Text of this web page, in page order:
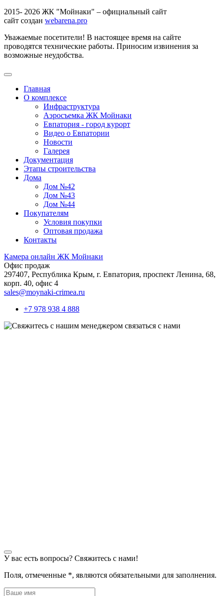
2015- 2026 ЖК "Мойнаки" – официальный сайт
сайт создан webarena.pro
Уважаемые посетители! В настоящее время на сайте
проводятся технические работы. Приносим извинения за
возможные неудобства.
Главная
О комплексе
Инфраструктура
Аэросъемка ЖК Мойнаки
Евпатория - город курорт
Видео о Евпатории
Новости
Галерея
Документация
Этапы строительства
Дома
Дом №42
Дом №43
Дом №44
Покупателям
Условия покупки
Оптовая продажа
Контакты
Камера онлайн ЖК Мойнаки
Офис продаж
297407, Республика Крым, г. Евпатория, проспект Ленина, 68,
корп. 40, офис 4
sales@moynaki-crimea.ru
+7 978 938 4 888
связаться с нами
У вас есть вопросы? Свяжитесь с нами!
Поля, отмеченные *, являются обязательными для заполнения.